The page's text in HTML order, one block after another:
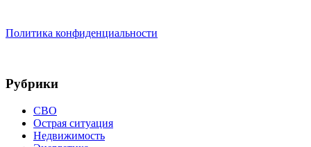
Политика конфиденциальности
Рубрики
СВО
Острая ситуация
Недвижимость